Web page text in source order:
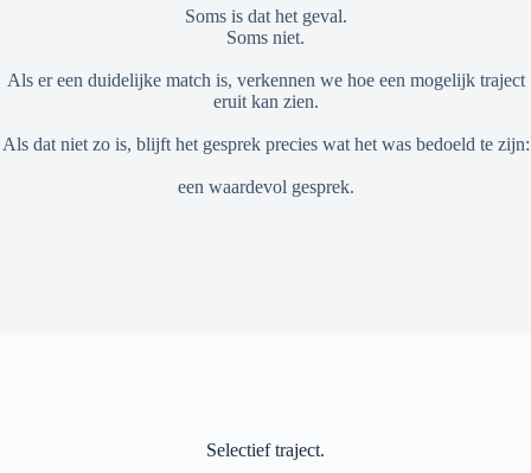
Soms is dat het geval.
Soms niet.
Als er een duidelijke match is, verkennen we hoe een mogelijk traject
eruit kan zien.
Als dat niet zo is, blijft het gesprek precies wat het was bedoeld te zijn:
een waardevol gesprek.
Selectief traject.